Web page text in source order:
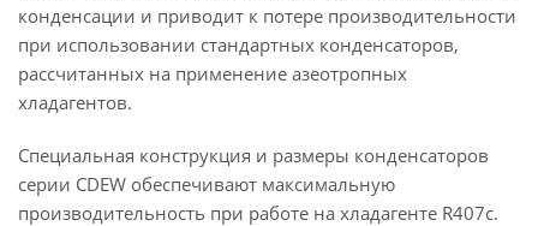
конденсации и приводит к потере производительности
при использовании стандартных конденсаторов,
рассчитанных на применение азеотропных
хладагентов.
Специальная конструкция и размеры конденсаторов
серии CDEW обеспечивают максимальную
производительность при работе на хладагенте R407c.